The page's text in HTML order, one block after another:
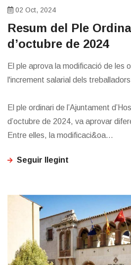
02 Oct, 2024
Resum del Ple
d’octubre de 2024
El ple aprova la modificació de les
l'increment salarial dels
El ple ordinari de l’Ajuntament
d’octubre de 2024, va aprovar
Entre elles, la modificaci&oa...
Seguir llegint